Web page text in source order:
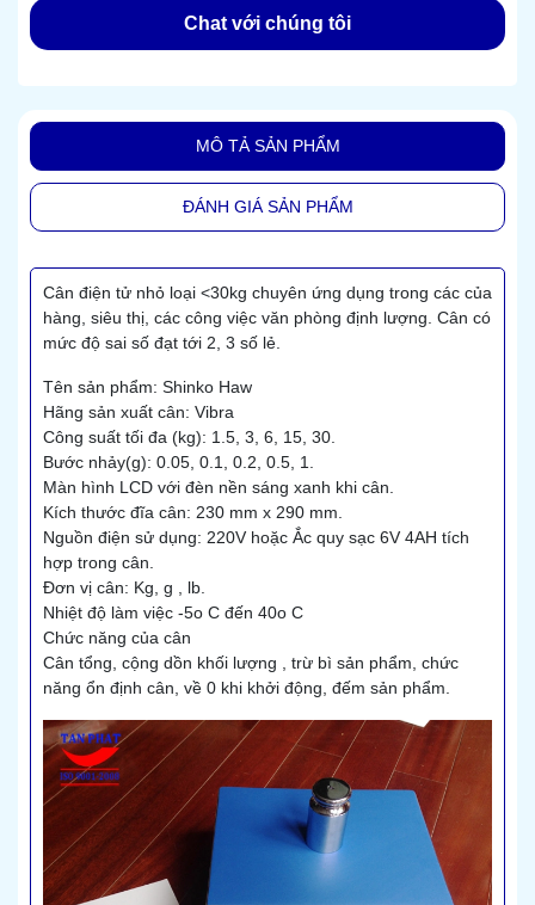
Chat với chúng tôi
MÔ TẢ SẢN PHẨM
ĐÁNH GIÁ SẢN PHẨM
Cân điện tử nhỏ loại <30kg chuyên ứng dụng trong các của
hàng, siêu thị, các công việc văn phòng định lượng. Cân có
mức độ sai số đạt tới 2, 3 số lẻ.
Tên sản phẩm: Shinko Haw
Hãng sản xuất cân: Vibra
Công suất tối đa (kg): 1.5, 3, 6, 15, 30.
Bước nhảy(g): 0.05, 0.1, 0.2, 0.5, 1.
Màn hình LCD với đèn nền sáng xanh khi cân.
Kích thước đĩa cân: 230 mm x 290 mm.
Nguồn điện sử dụng: 220V hoặc Ắc quy sạc 6V 4AH tích
hợp trong cân.
Đơn vị cân: Kg, g , lb.
Nhiệt độ làm việc -5o C đến 40o C
Chức năng của cân
Cân tổng, cộng dồn khối lượng , trừ bì sản phẩm, chức
năng ổn định cân, về 0 khi khởi động, đếm sản phẩm.